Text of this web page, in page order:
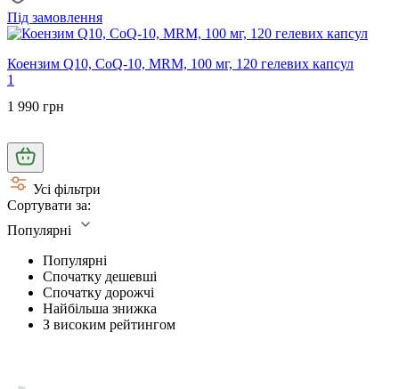
Під замовлення
Коензим Q10, CoQ-10, MRM, 100 мг, 120 гелевих капсул
1
1 990 грн
Усі фільтри
Сортувати за:
Популярні
Популярні
Спочатку дешевші
Спочатку дорожчі
Найбільша знижка
З високим рейтингом